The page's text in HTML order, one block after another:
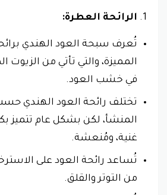
الرائحة العطرة:
تُعرف سبحة العود الهندي
المميزة، والتي تأتي من الزيوت
في خشب العود.
تختلف رائحة العود الهندي
المنشأ، لكن بشكل عام تتميز
غنية، ومُنعشة.
تُساعد رائحة العود على
من التوتر والقلق.